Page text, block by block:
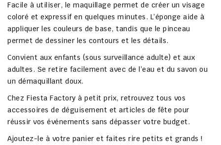
Facile à utiliser, le maquillage permet de créer un visage
coloré et expressif en quelques minutes. L’éponge aide à
appliquer les couleurs de base, tandis que le pinceau
permet de dessiner les contours et les détails.
Convient aux enfants (sous surveillance adulte) et aux
adultes. Se retire facilement avec de l’eau et du savon ou
un démaquillant doux.
Chez Fiesta Factory à petit prix, retrouvez tous vos
accessoires de déguisement et articles de fête pour
réussir vos événements sans dépasser votre budget.
Ajoutez-le à votre panier et faites rire petits et grands !